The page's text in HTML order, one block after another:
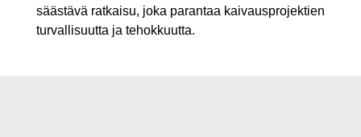
säästävä ratkaisu, joka parantaa kaivausprojektien
turvallisuutta ja tehokkuutta.